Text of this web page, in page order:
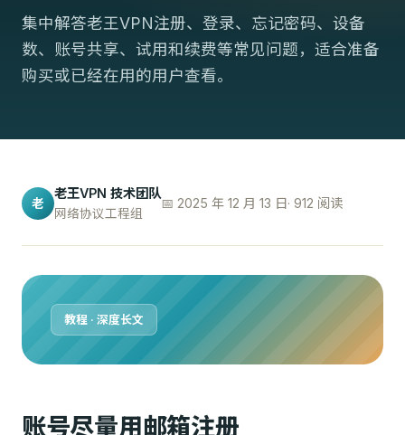
集中解答老王VPN注册、登录、忘记密码、设备
数、账号共享、试用和续费等常见问题，适合准备
购买或已经在用的用户查看。
老
老王VPN 技术团队
网络协议工程组
📅 2025 年 12 月 13 日· 912 阅读
教程 · 深度长文
账号尽量用邮箱注册